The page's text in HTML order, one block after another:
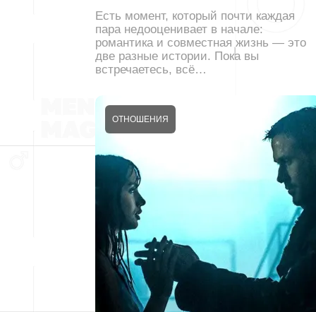
Есть момент, который почти каждая
пара недооценивает в начале:
романтика и совместная жизнь — это
две разные истории. Пока вы
встречаетесь, всё…
ОТНОШЕНИЯ